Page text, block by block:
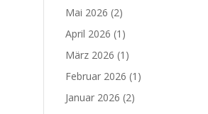
Mai 2026 (2)
April 2026 (1)
März 2026 (1)
Februar 2026 (1)
Januar 2026 (2)